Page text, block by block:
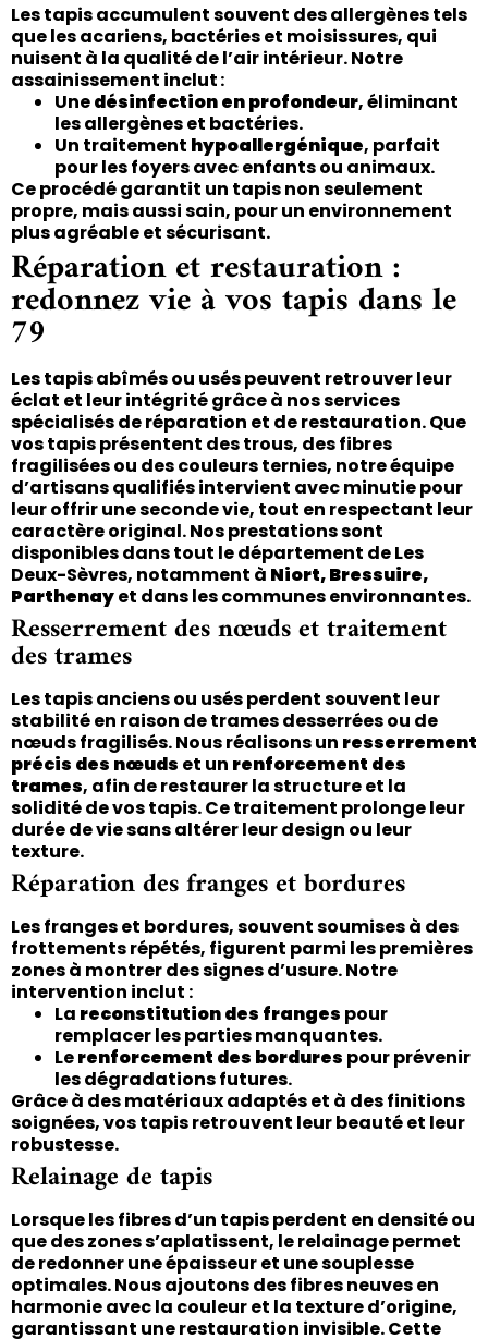
Les tapis accumulent souvent des allergènes tels
que les acariens, bactéries et moisissures, qui
nuisent à la qualité de l’air intérieur. Notre
assainissement inclut :
Unedésinfection en profondeur, éliminant
les allergènes et bactéries.
Un traitement hypoallergénique, parfait
pour les foyers avec enfants ou animaux.
Ce procédé garantit un tapis non seulement
propre, mais aussi sain, pour un environnement
plus agréable et sécurisant.
Réparation et restauration :
redonnez vie à vos tapis dans le
79
Les tapis abîmés ou usés peuvent retrouver leur
éclat et leur intégrité grâce à nos services
spécialisés de réparation et de restauration. Que
vos tapis présentent des trous, des fibres
fragilisées ou des couleurs ternies, notre équipe
d’artisans qualifiés intervient avec minutie pour
leur offrir une seconde vie, tout en respectant leur
caractère original. Nos prestations sont
disponibles dans tout le département de Les
Deux-Sèvres, notamment à Niort, Bressuire,
Parthenayet dans les communes environnantes.
Resserrement des nœuds et traitement
des trames
Les tapis anciens ou usés perdent souvent leur
stabilité en raison de trames desserrées ou de
nœuds fragilisés. Nous réalisons un resserrement
précis des nœuds et un renforcement des
trames, afin de restaurer la structure et la
solidité de vos tapis. Ce traitement prolonge leur
durée de vie sans altérer leur design ou leur
texture.
Réparation des franges et bordures
Les franges et bordures, souvent soumises à des
frottements répétés, figurent parmi les premières
zones à montrer des signes d’usure. Notre
intervention inclut :
La reconstitution des franges pour
remplacer les parties manquantes.
Lerenforcement des bordures pour prévenir
les dégradations futures.
Grâce à des matériaux adaptés et à des finitions
soignées, vos tapis retrouvent leur beauté et leur
robustesse.
Relainage de tapis
Lorsque les fibres d’un tapis perdent en densité ou
que des zones s’aplatissent, le relainage permet
de redonner une épaisseur et une souplesse
optimales. Nous ajoutons des fibres neuves en
harmonie avec la couleur et la texture d’origine,
garantissant une restauration invisible. Cette